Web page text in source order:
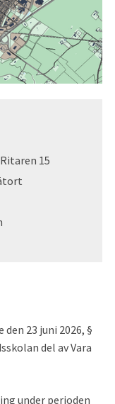
15
23 juni 2026, §
del av Vara
under perioden